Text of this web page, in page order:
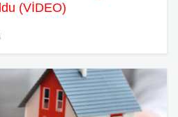
(VİDEO)